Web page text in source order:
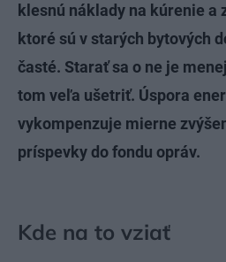
klesnú náklady na kúrenie a
ktoré sú v starých bytových
časté. Starať sa o ne je
tom veľa ušetriť. Úspora
vykompenzuje mierne
príspevky do fondu opráv.
Kde na to vziať